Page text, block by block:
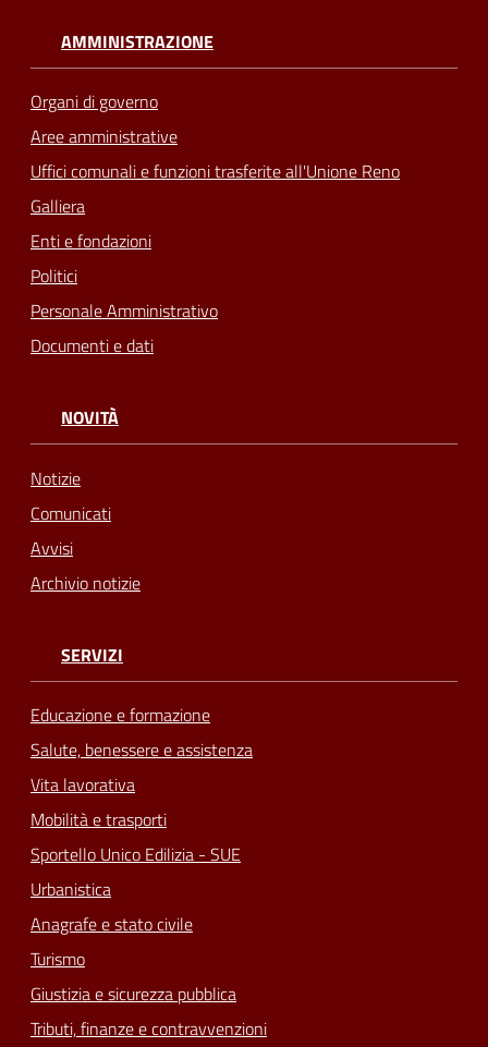
AMMINISTRAZIONE
Organi di governo
Aree amministrative
Uffici comunali e funzioni trasferite all'Unione Reno
Galliera
Enti e fondazioni
Politici
Personale Amministrativo
Documenti e dati
NOVITÀ
Notizie
Comunicati
Avvisi
Archivio notizie
SERVIZI
Educazione e formazione
Salute, benessere e assistenza
Vita lavorativa
Mobilità e trasporti
Sportello Unico Edilizia - SUE
Urbanistica
Anagrafe e stato civile
Turismo
Giustizia e sicurezza pubblica
Tributi, finanze e contravvenzioni